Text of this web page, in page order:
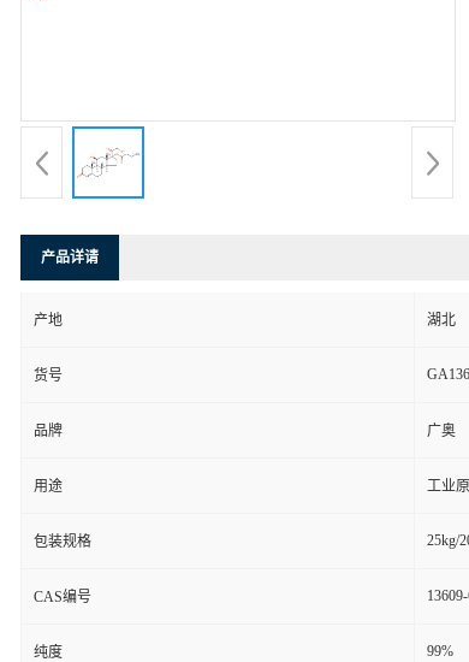
产品详请
产地 湖北
货号
品牌 广奥
用途 工业
包装规格 25kg/
CAS编号
纯度 99%